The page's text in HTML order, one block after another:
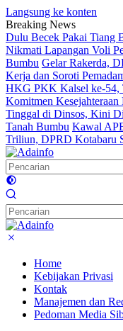
Langsung ke konten
Breaking News
Dulu Becek Pakai Tiang
Nikmati Lapangan Voli
Bumbu Gelar Rakerda,
Kerja dan Soroti
HKG PKK Kalsel ke-54,
Komitmen Kesejahteraan
Tinggal di Dinsos, Kini
Tanah Bumbu Kawal
Triliun, DPRD Kotabaru
Home
Kebijakan Privasi
Kontak
Manajemen dan
Pedoman Media